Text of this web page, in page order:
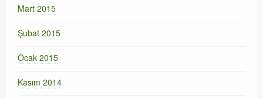
Mart 2015
Şubat 2015
Ocak 2015
Kasım 2014